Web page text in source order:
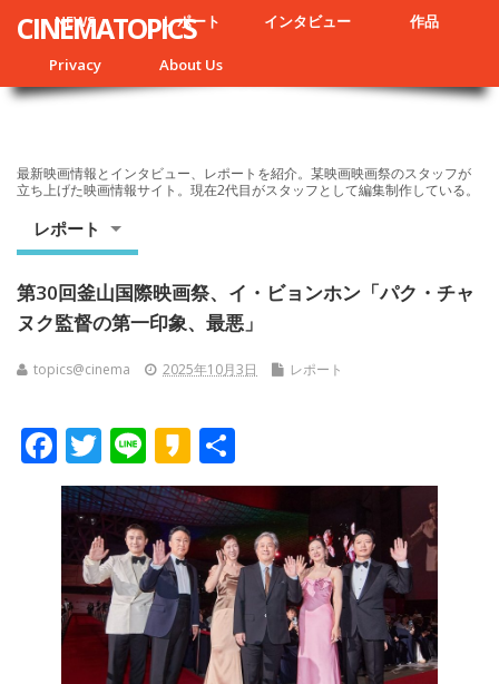
NEWS レポート インタビュー 作品
Privacy About Us
CINEMATOPICS
最新映画情報とインタビュー、レポートを紹介。某映画映画祭のスタッフが
立ち上げた映画情報サイト。現在2代目がスタッフとして編集制作している。
レポート
第30回釜山国際映画祭、イ・ビョンホン「パク・チャ
ヌク監督の第一印象、最悪」
topics@cinema 2025年10月3日 レポート
F
ac
e
b
o
o
k
T
w
itt
er
Li
n
e
K
a
k
a
o
有